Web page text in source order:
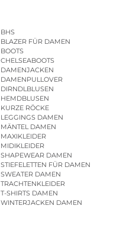
BHS
BLAZER FÜR DAMEN
BOOTS
CHELSEABOOTS
DAMENJACKEN
DAMENPULLOVER
DIRNDLBLUSEN
HEMDBLUSEN
KURZE RÖCKE
LEGGINGS DAMEN
MÄNTEL DAMEN
MAXIKLEIDER
MIDIKLEIDER
SHAPEWEAR DAMEN
STIEFELETTEN FÜR DAMEN
SWEATER DAMEN
TRACHTENKLEIDER
T-SHIRTS DAMEN
WINTERJACKEN DAMEN